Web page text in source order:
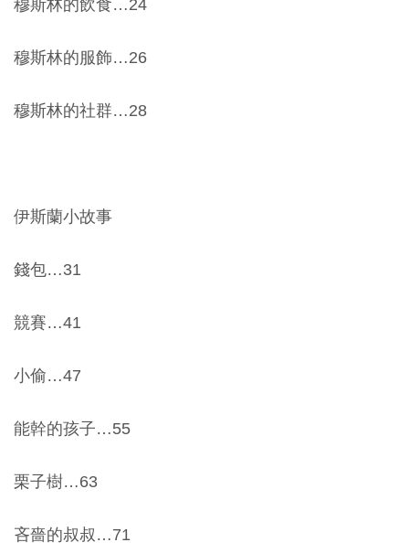
政
公
資
私
資
安
全
宣
資
開
穆斯林的飲食…24
穆斯林的服飾…26
穆斯林的社群…28
伊斯蘭小故事
錢包…31
競賽…41
小偷…47
能幹的孩子…55
栗子樹…63
吝嗇的叔叔…71